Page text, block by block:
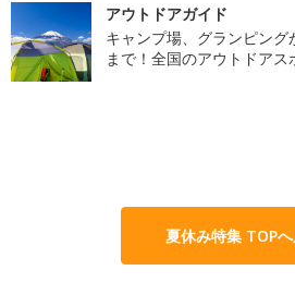
アウトドアガイド
キャンプ場、グランピン
まで！全国のアウトドアス
夏休み特集 TOP